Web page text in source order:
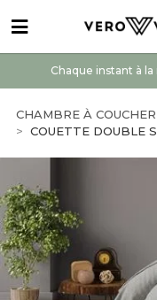
Chaque instant à
CHAMBRE À COUCHER
COUETTE DOUBLE